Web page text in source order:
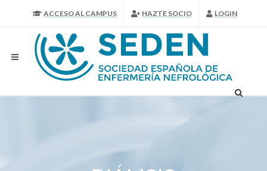
ACCESO AL CAMPUS HAZTE SOCIO LOGIN